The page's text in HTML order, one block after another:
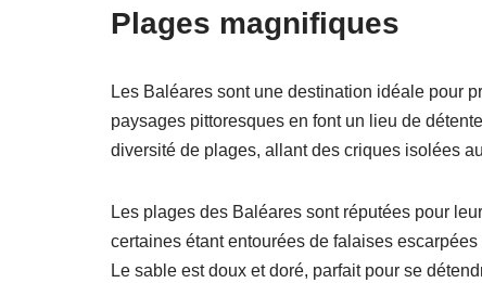
Plages magnifiques
Les Baléares sont une destination idéale pour
paysages pittoresques en font un lieu de
diversité de plages, allant des criques isolées
Les plages des Baléares sont réputées pour
certaines étant entourées de falaises
Le sable est doux et doré, parfait pour se